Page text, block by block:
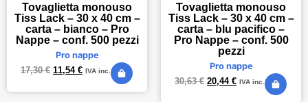
Tovaglietta monouso
Tiss Lack – 30 x 40 cm –
carta – bianco – Pro
Nappe – conf. 500 pezzi
Pro nappe
17,30€ 11,54 € IVA inc.
Tovaglietta monouso
Tiss Lack – 30 x 40 cm –
carta – blu pacifico –
Pro Nappe – conf. 500
pezzi
Pro nappe
30,63€ 20,44 € IVA inc.